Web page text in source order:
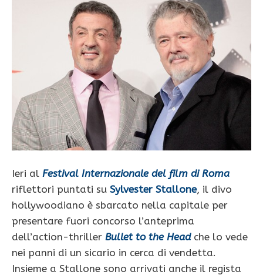
Ieri al Festival Internazionale del film di Roma
riflettori puntati su Sylvester Stallone, il divo
hollywoodiano è sbarcato nella capitale per
presentare fuori concorso l’anteprima
dell’action-thriller Bullet to the Headche lo vede
nei panni di un sicario in cerca di vendetta.
Insieme a Stallone sono arrivati anche il regista